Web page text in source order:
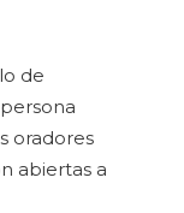
de
oradores
abiertas a